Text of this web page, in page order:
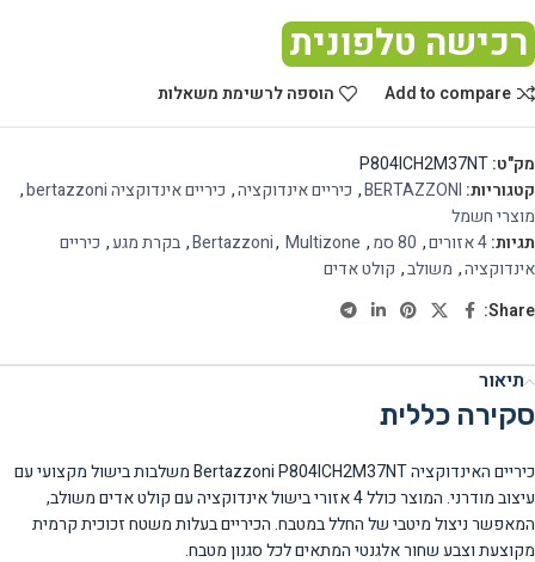
רכישה טלפונית
Add to compare הוספה לרשימת משאלות
מק"ט:P804ICH2M37NT
קטגוריות: BERTAZZONI
, כיריים אינדוקציה, כיריים אינדוקציה bertazzoni
,
מוצרי חשמל
תגיות:4 אזורים , 80 סמ ,
Bertazzoni, Multizone
, בקרת מגע, כיריים
אינדוקציה, משולב, קולט אדים
Share:
תיאור
סקירה כללית
כיריים האינדוקציה Bertazzoni P804ICH2M37NT משלבות בישול מקצועי עם
עיצוב מודרני. המוצר כולל 4 אזורי בישול אינדוקציה עם קולט אדים משולב,
המאפשר ניצול מיטבי של החלל במטבח. הכיריים בעלות משטח זכוכית קרמית
מקוצעת וצבע שחור אלגנטי המתאים לכל סגנון מטבח.